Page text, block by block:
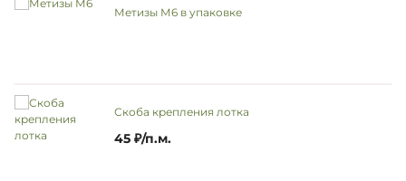
Метизы М6 в упаковке
Скоба крепления лотка
45 ₽/п.м.